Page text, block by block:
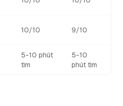
10/10 9/10
5-10 phút
tìm
5-10
phút tìm